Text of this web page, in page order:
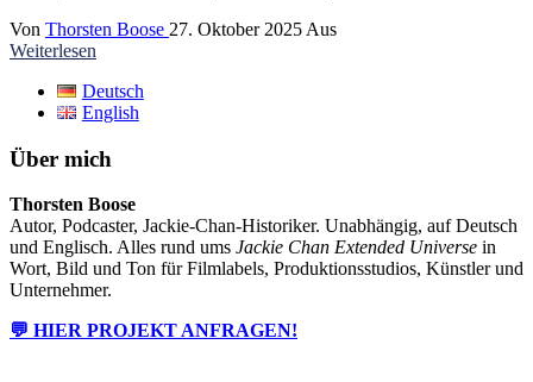
Von Thorsten Boose 27. Oktober 2025 Aus
Weiterlesen
Deutsch
English
Über mich
Thorsten Boose
Autor, Podcaster, Jackie-Chan-Historiker. Unabhängig, auf Deutsch
und Englisch. Alles rund ums Jackie Chan Extended Universe in
Wort, Bild und Ton für Filmlabels, Produktionsstudios, Künstler und
Unternehmer.
💬 HIER PROJEKT ANFRAGEN!